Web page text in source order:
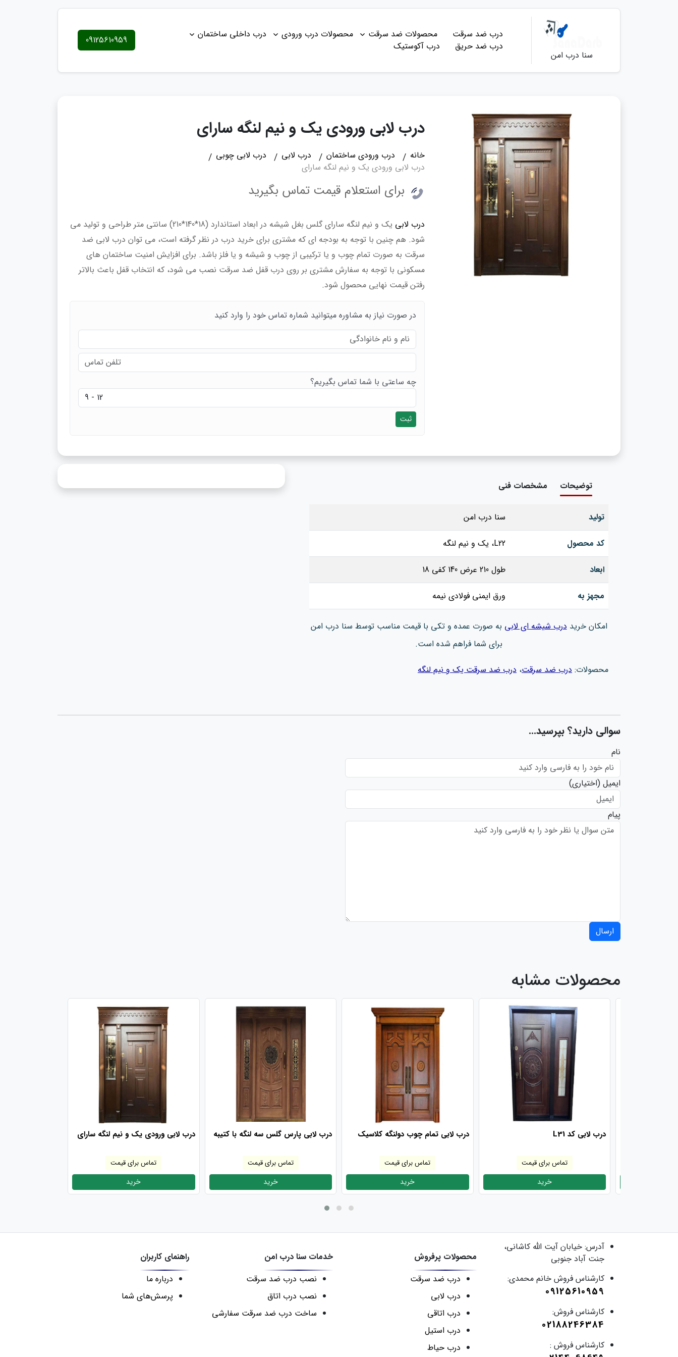
سنا درب امن
درب ضد سرقت محصولات ضد سرقت محصولات درب ورودی
درب داخلی ساختمان
درب ضد حریق
درب آکوستیک 09125610959
درب لابی ورودی یک و نیم لنگه سارای
خانه درب ورودی ساختمان درب لابی
درب لابی چوبی
درب لابی ورودی یک و نیم لنگه سارای
برای استعلام قیمت تماس بگیرید
درب لابی
یک و نیم لنگه سارای گلس بغل شیشه در ابعاد استاندارد (18*140*210) سانتی متر طراحی و تولید می
شود. هم چنین با توجه به بودجه ای که مشتری برای خرید درب در نظر گرفته است، می توان درب لابی ضد
سرقت به صورت تمام چوب و یا ترکیبی از چوب و شیشه و یا فلز باشد. برای افزایش امنیت ساختمان های
مسکونی با توجه به سفارش مشتری بر روی درب قفل ضد سرقت نصب می شود، که انتخاب قفل باعث بالاتر
رفتن قیمت نهایی محصول شود.
در صورت نیاز به مشاوره میتوانید شماره تماس خود را وارد کنید
چه ساعتی با شما تماس بگیریم؟
ثبت
توضیحات مشخصات فنی
تولید سنا درب امن
کد محصول L22، یک و نیم لنگه
ابعاد طول 210 عرض 140 کفی 18
مجهز به ورق ایمنی فولادی نیمه
امکان خریددرب شیشه ای لابی به صورت عمده و تکی با قیمت مناسب توسط سنا درب امن
برای شما فراهم شده است.
محصولات: درب ضد سرقت، درب ضد سرقت یک و نیم لنگه
سوالی دارید؟ بپرسید...
نام
ایمیل (اختیاری)
پیام
ارسال
محصولات مشابه
درب لابی ورودی یک و نیم لنگه سارای
تماس برای قیمت
خرید
درب لابی پارس گلس سه لنگه با کتیبه
تماس برای قیمت
خرید
درب لابی تمام چوب دولنگه کلاسیک
تماس برای قیمت
خرید
درب لابی کد L31
تماس برای قیمت
خرید
آدرس: خیابان آیت الله کاشانی،
جنت آباد جنوبی
کارشناس فروش خانم محمدی:
09125610959
کارشناس فروش:
02188246384
کارشناس فروش :
محصولات پرفروش
درب ضد سرقت
درب لابی
درب اتاقی
درب استیل
درب حیاط
خدمات سنا درب امن
نصب درب ضد سرقت
نصب درب اتاق
ساخت درب ضد سرقت سفارشی
راهنمای کاربران
درباره ما
پرسش‌های شما